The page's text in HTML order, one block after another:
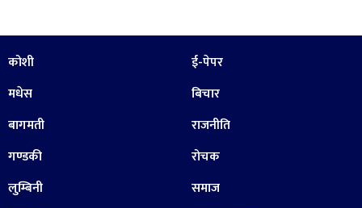
कोशी
मधेस
बागमती
गण्डकी
लुम्बिनी
ई-पेपर
बिचार
राजनीति
रोचक
समाज